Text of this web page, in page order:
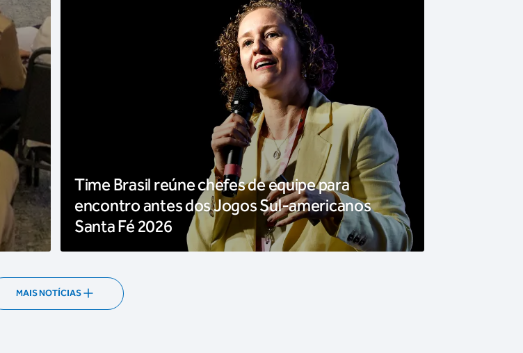
Time Brasil reúne chefes de equipe para
encontro antes dos Jogos Sul-americanos
Santa Fé 2026
MAIS NOTÍCIAS